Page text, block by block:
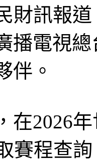
財訊報
播電視
伴。
在2026
賽程查